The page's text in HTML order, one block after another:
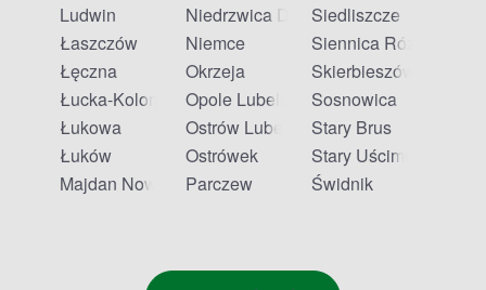
Godziny otwarcia aptek partnerskich są zróżnicowane.
Część placówek jest czynna również w niedzielę -
sprawdź aktualny harmonogram na stronie wybranej
apteki.
Ludwin
Łaszczów
Łęczna
Łucka-Kolonia
Łukowa
Łuków
Majdan Nowy
Niedrzwica Duża
Niemce
Okrzeja
Opole Lubelskie
Ostrów Lubelski
Ostrówek
Parczew
Siedliszcze
Siennica Różana
Skierbieszów
Sosnowica
Stary Brus
Stary Uścimów
Świdnik